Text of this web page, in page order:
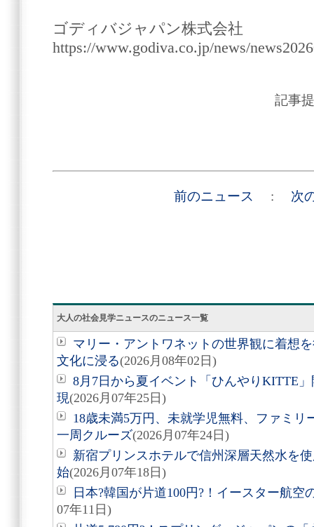
ゴディバジャパン株式会社
https://www.godiva.co.jp/news/
記事
前のニュース : 次
大人の社会見学ニュースのニュース一覧
マリー・アントワネットの世界観に着想
文化に浸る(2026月08年02日)
8月7日から夏イベント「ひんやりKITTE
現(2026月07年25日)
18歳未満5万円、未就学児無料、ファミリ
一周クルーズ(2026月07年24日)
新宿プリンスホテルで信州深層天然水を
始(2026月07年18日)
日本?韓国が片道100円?！イースター航空
07年11日)